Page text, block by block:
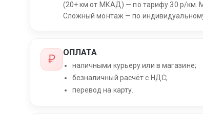
(20+ км от МКАД) — по тарифу 30 р/км.
Сложный монтаж — по
ОПЛАТА
наличными курьеру или в магазине;
безналичный расчёт с НДС;
перевод на карту.